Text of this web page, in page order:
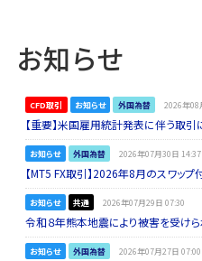
お知らせ
CFD取引 お知らせ 外国為替 2026年08
【重要】米国雇用統計発表に伴う取
お知らせ 外国為替 2026年07月30日 14:37
【MT5 FX取引】2026年8月のスワッ
お知らせ 共通 2026年07月29日 07:30
令和８年熊本地震により被害を受け
お知らせ 外国為替 2026年07月27日 07:00